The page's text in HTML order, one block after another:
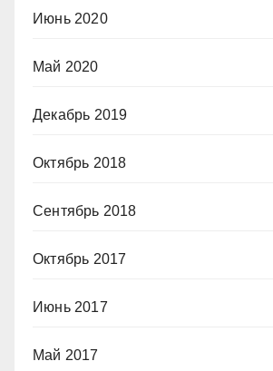
Июнь 2020
Май 2020
Декабрь 2019
Октябрь 2018
Сентябрь 2018
Октябрь 2017
Июнь 2017
Май 2017